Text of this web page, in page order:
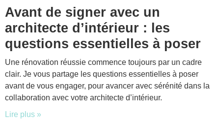
Avant de signer avec un
architecte d’intérieur : les
questions essentielles à poser
Une rénovation réussie commence toujours par un cadre
clair. Je vous partage les questions essentielles à poser
avant de vous engager, pour avancer avec sérénité dans la
collaboration avec votre architecte d’intérieur.
Lire plus »